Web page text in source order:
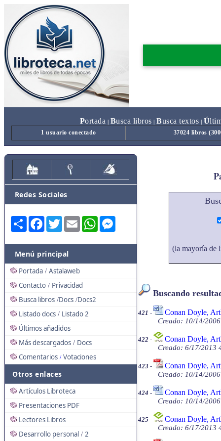
Portada Busca libros Busca textos Ú
1 usuario conectado 37024 libros
Redes Sociales
Share FacebookTwitterEmail WhatsApp
Menú principal
Portada / Astalaweb
Contacto / Privacidad
Busca libros /Docs /Docs2
Listado docs / Listado 2
Últimos añadidos
Más descargados / Docs
Comentarios / Votaciones
Otros enlaces
Artículos Libroteca
Presentaciones PDF
Lectores Libros
Desarrollo personal / 2
(la mayoría de
Buscando
421 - Conan Doyle,
Creado: 10/14/
422 - Conan Doyle,
Creado: 6/17/2013
423 - Conan Doyle,
Creado: 10/14/
424 - Conan Doyle,
Creado: 10/14/
425 - Conan Doyle,
Creado: 6/17/2013